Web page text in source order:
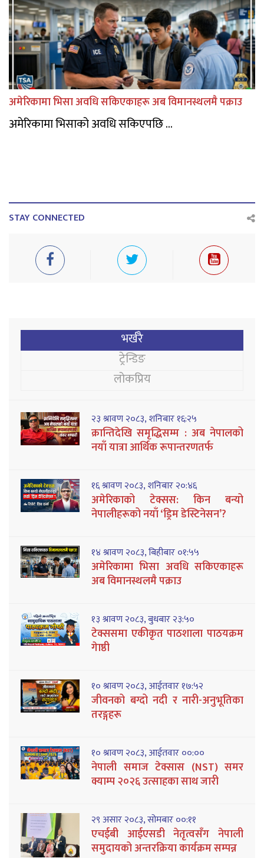
अमेरिकामा भिसा अवधि सकिएकाहरू अब विमानस्थलमै पक्राउ
अमेरिकामा भिसाको अवधि सकिएपछि ...
STAY CONNECTED
भर्खरै
ट्रेन्डिङ
लोकप्रिय
२३ श्रावण २०८३, शनिबार १६:२५
क्रान्तिदेखि समृद्धिसम्म : अब नेपालको
नयाँ यात्रा आर्थिक रूपान्तरणतर्फ
१६ श्रावण २०८३, शनिबार २०:४६
अमेरिकाको टेक्सस: किन बन्यो
नेपालीहरूको नयाँ ‘ड्रिम डेस्टिनेसन’?
१४ श्रावण २०८३, बिहीबार ०१:५५
अमेरिकामा भिसा अवधि सकिएकाहरू
अब विमानस्थलमै पक्राउ
१३ श्रावण २०८३, बुधबार २३:५०
टेक्ससमा एकीकृत पाठशाला पाठयक्रम
गेाष्ठी
१० श्रावण २०८३, आईतवार १७:५२
जीवनको बग्दो नदी र नारी-अनुभूतिका
तरङ्गहरू
१० श्रावण २०८३, आईतवार ००:००
नेपाली समाज टेक्सास (NST) समर
क्याम्प २०२६ उत्साहका साथ जारी
२९ असार २०८३, सोमबार ००:११
एचईबी आईएसडी नेतृत्वसँग नेपाली
समुदायको अन्तरक्रिया कार्यक्रम सम्पन्न